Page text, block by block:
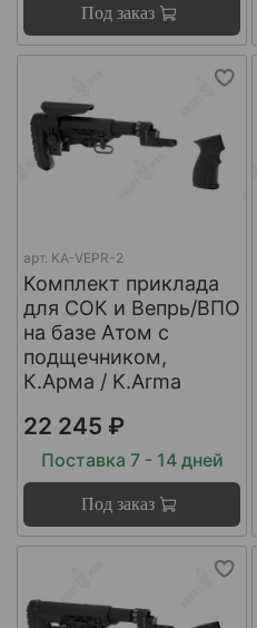
Под заказ
арт. KA-VEPR-2
Комплект приклада
для СОК и Вепрь/ВПО
на базе Атом с
подщечником,
К.Арма / K.Arma
22 245 ₽
Поставка 7 - 14 дней
Под заказ